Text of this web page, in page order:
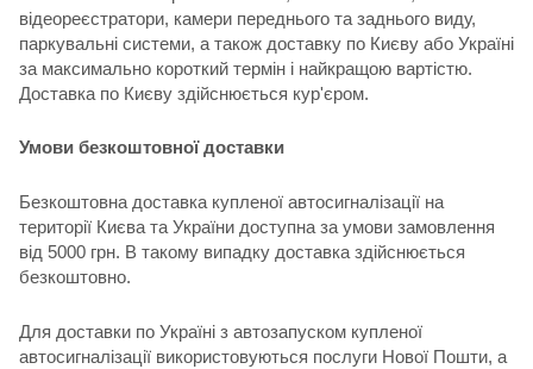
відеореєстратори, камери переднього та заднього виду,
паркувальні системи, а також доставку по Києву або Україні
за максимально короткий термін і найкращою вартістю.
Доставка по Києву здійснюється кур'єром.
Умови безкоштовної доставки
Безкоштовна доставка купленої автосигналізації на
території Києва та України доступна за умови замовлення
від 5000 грн. В такому випадку доставка здійснюється
безкоштовно.
Для доставки по Україні з автозапуском купленої
автосигналізації використовуються послуги Нової Пошти, а